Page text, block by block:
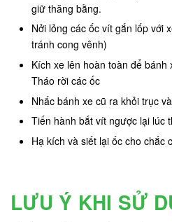
giữ thăng bằng.
Nởi lỏng các ốc vít gắn lốp với
tránh cong vênh)
Kích xe lên hoàn toàn để
Tháo rời các ốc
Nhấc bánh xe cũ ra khỏi trục
Tiến hành bắt vít ngược lại lúc
Hạ kích và siết lại ốc cho chắc
LƯU Ý KHI SỬ